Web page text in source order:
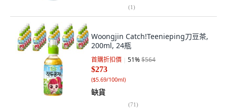
(1)
Woongjin Catch!Teenieping刀豆茶,
200ml, 24瓶
首購折扣價 51%$564
$273
($5.69/100ml)
缺貨
(71)